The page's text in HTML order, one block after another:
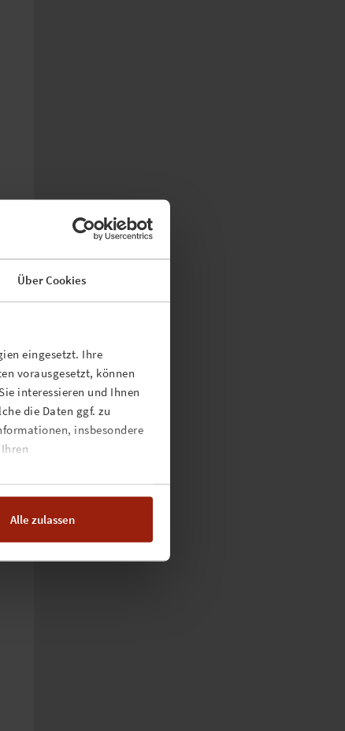
Über Cookies
eingesetzt. Ihre
vorausgesetzt, können
interessieren und Ihnen
die Daten ggf. zu
insbesondere
Alle zulassen